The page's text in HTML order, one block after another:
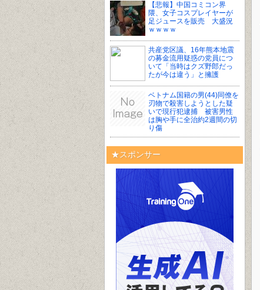
【悲報】中国コミコン界
隈、女子コスプレイヤーが
足ジュースを販売 大盛況
ｗｗｗｗ
共産党区議、16年熊本地震
の募金流用疑惑の党員につ
いて「当時はクズ野郎だっ
たが今は違う」と擁護
ベトナム国籍の男(44)同僚を
刃物で殺害しようとした疑
いで現行犯逮捕 被害男性
は胸や手に全治約2週間の切
り傷
★スポンサー